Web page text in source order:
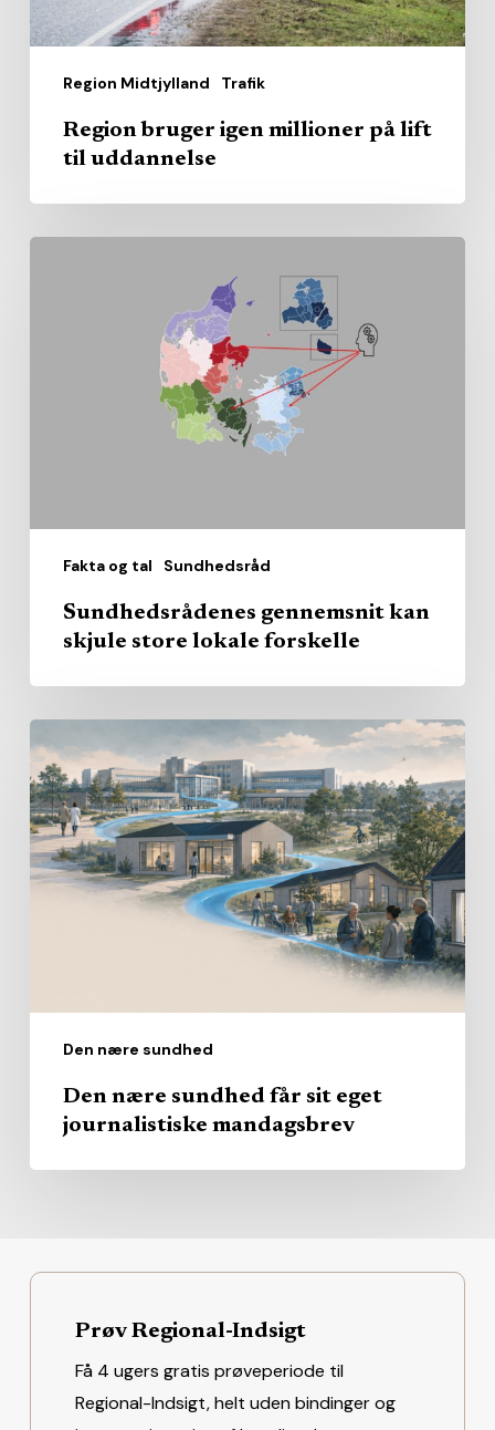
Region Midtjylland Trafik
Region bruger igen millioner på lift
til uddannelse
Fakta og tal Sundhedsråd
Sundhedsrådenes gennemsnit kan
skjule store lokale forskelle
Den nære sundhed
nære
sundhed
får
sit
Den nære sundhed får sit eget
journalistiske mandagsbrev
Prøv Regional-Indsigt
Få 4 ugers gratis prøveperiode til
Regional-Indsigt, helt uden bindinger og